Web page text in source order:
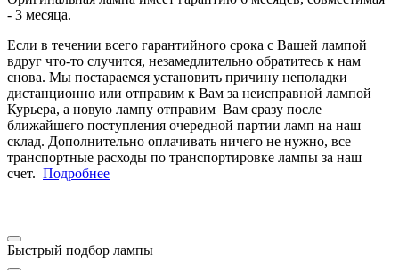
- 3 месяца.
Если в течении всего гарантийного срока с Вашей лампой
вдруг что-то случится, незамедлительно обратитесь к нам
снова. Мы постараемся установить причину неполадки
дистанционно или отправим к Вам за неисправной лампой
Курьера, а новую лампу отправим Вам сразу после
ближайшего поступления очередной партии ламп на наш
склад. Дополнительно оплачивать ничего не нужно, все
транспортные расходы по транспортировке лампы за наш
счет. Подробнее
Быстрый подбор лампы